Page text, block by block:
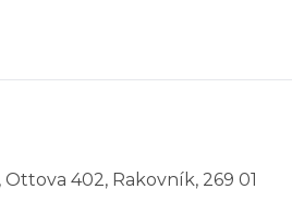
, Ottova 402, Rakovník, 269 01